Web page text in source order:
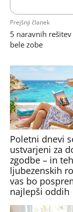
Prejšnji članek
5 naravnih
bele zobe
Poletni dnevi
ustvarjeni za
zgodbe – in
ljubezenskih
vas bo
najlepši oddih